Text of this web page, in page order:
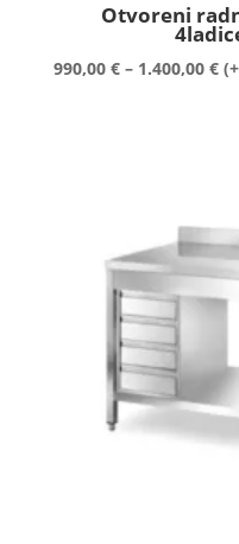
Otvoreni
990,00 € – 1.400,00 €